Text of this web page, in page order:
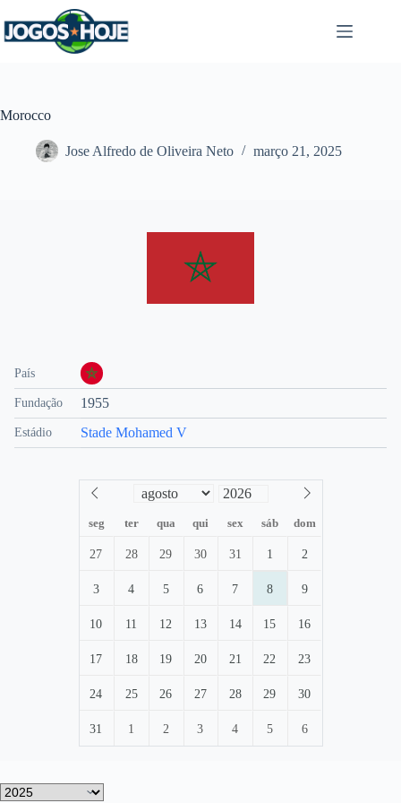
para
o
Morocco
Jose Alfredo de Oliveira Neto março 21, 2025
País
Fundação 1955
Estádio Stade Mohamed V
seg ter qua qui sex sáb dom
27 28 29 30 31 1 2
3 4 5 6 7 8 9
10 11 12 13 14 15 16
17 18 19 20 21 22 23
24 25 26 27 28 29 30
31 1 2 3 4 5 6